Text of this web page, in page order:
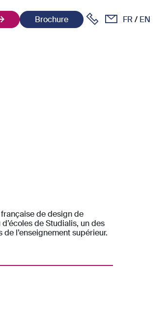
Brochure FR EN
de design de
de Studialis, un des
l’enseignement supérieur.